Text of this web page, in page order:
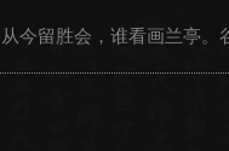
今留胜会，谁看画兰亭